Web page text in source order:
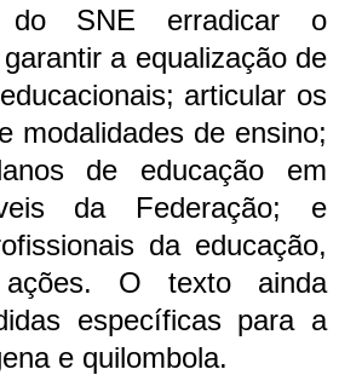
do SNE erradicar o
a equalização de
articular os
modalidades de ensino;
de educação em
da Federação; e
da educação,
O texto ainda
específicas para a
e quilombola.